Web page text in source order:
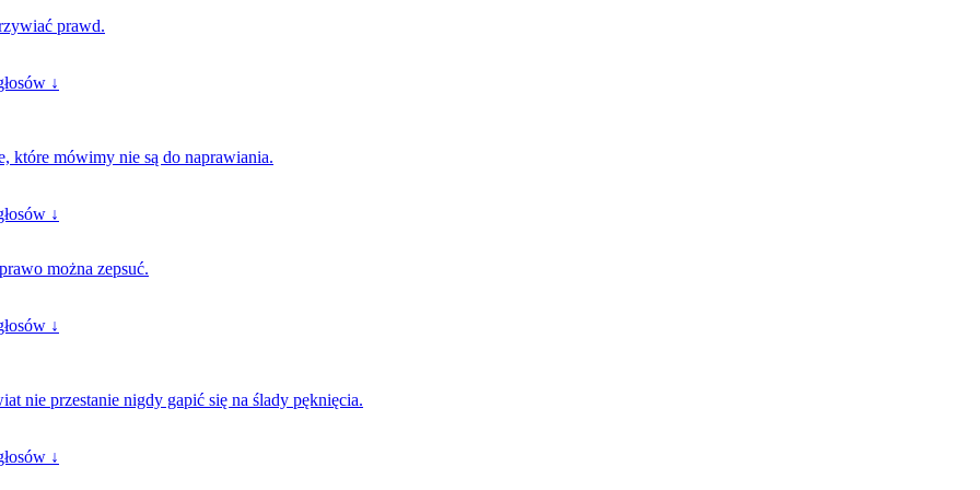
prawd.
↓
które mówimy nie są do naprawiania.
↓
można zepsuć.
↓
nie przestanie nigdy gapić się na ślady pęknięcia.
↓